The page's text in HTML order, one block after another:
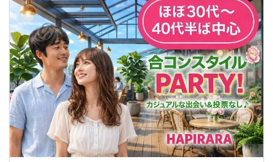
ゆったり着席スタイル♪♪
美味しいドリンクをサービス♡（ソフトドリンク・ノンアルカクテル・カクテ
ル・ビール等♪♪）
連絡先交換自由♪♪ 次に繋がりやすい♪♪
【お支払い方法】
当日現金払い♪
楽々♪クレジット払い♪
＜申込画面でいずれかを選択ください＞
※お申し込み後、即時でお客様のお席を確保しています♪
規定のキャンセルポリシーが適用されます。ご確認の上、お申込み願います。
男女調整・お席の確保等を行っております運営都合上、ご理解をお願いします。
【会場での受付】
10分前より受付♪
【ご参加規約】
開催中のマスク着用は任意とさせていただきます。
ドリンクメニュー・フード類については店舗により若干変更する場合がありま
す。